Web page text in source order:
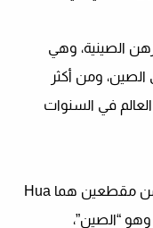
1987 في شينزهن الصينية، وهي
ومن أكثر
في السنوات
من مقطعين هما Hua
وهو “الصين”،